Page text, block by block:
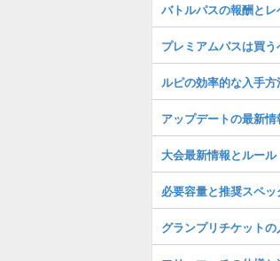
バトルパスの報酬と
プレミアムパスは買う
ルピの効率的な入手方
アップデートの最新
大会最新情報とルール
必要容量と推奨スペッ
グランプリチケット